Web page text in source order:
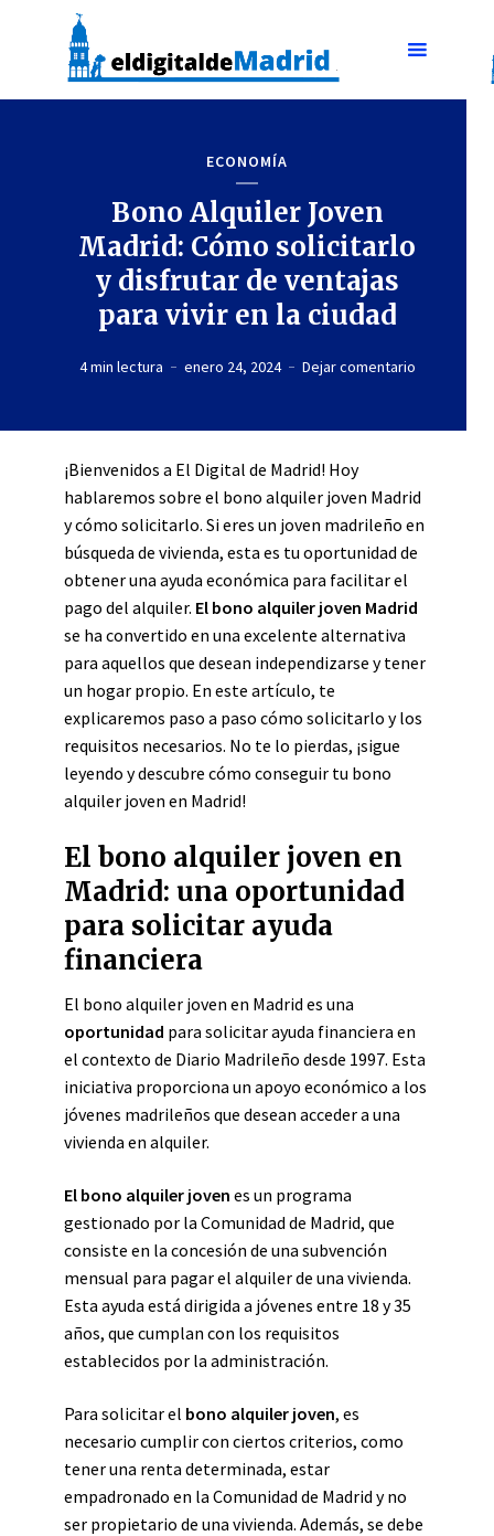
ECONOMÍA
Bono Alquiler Joven
Madrid: Cómo solicitarlo
y disfrutar de ventajas
para vivir en la ciudad
4 min lectura enero 24, 2024 Dejar comentario
¡Bienvenidos a El Digital de Madrid! Hoy
hablaremos sobre el bono alquiler joven Madrid
y cómo solicitarlo. Si eres un joven madrileño en
búsqueda de vivienda, esta es tu oportunidad de
obtener una ayuda económica para facilitar el
pago del alquiler. El bono alquiler joven Madrid
se ha convertido en una excelente alternativa
para aquellos que desean independizarse y tener
un hogar propio. En este artículo, te
explicaremos paso a paso cómo solicitarlo y los
requisitos necesarios. No te lo pierdas, ¡sigue
leyendo y descubre cómo conseguir tu bono
alquiler joven en Madrid!
El bono alquiler joven en
Madrid: una oportunidad
para solicitar ayuda
financiera
El bono alquiler joven en Madrid es una
oportunidad para solicitar ayuda financiera en
el contexto de Diario Madrileño desde 1997. Esta
iniciativa proporciona un apoyo económico a los
jóvenes madrileños que desean acceder a una
vivienda en alquiler.
El bono alquiler joven es un programa
gestionado por la Comunidad de Madrid, que
consiste en la concesión de una subvención
mensual para pagar el alquiler de una vivienda.
Esta ayuda está dirigida a jóvenes entre 18 y 35
años, que cumplan con los requisitos
establecidos por la administración.
Para solicitar el bono alquiler joven, es
necesario cumplir con ciertos criterios, como
tener una renta determinada, estar
empadronado en la Comunidad de Madrid y no
ser propietario de una vivienda. Además, se debe